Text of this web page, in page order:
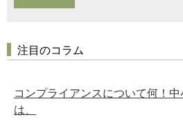
注目のコラム
コンプライアンスについて何！
は、